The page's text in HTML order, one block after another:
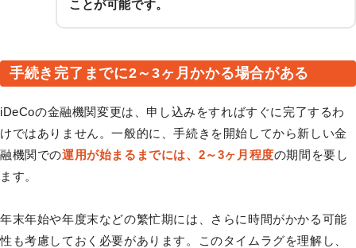
ことが可能です。
手続き完了までに2～3ヶ月かかる場合がある
iDeCoの金融機関変更は、申し込みをすればすぐに完了するわ
けではありません。一般的に、手続きを開始してから新しい金
融機関での運用が始まるまでには、2～3ヶ月程度の期間を要し
ます。
年末年始や年度末などの繁忙期には、さらに時間がかかる可能
性も考慮しておく必要があります。このタイムラグを理解し、